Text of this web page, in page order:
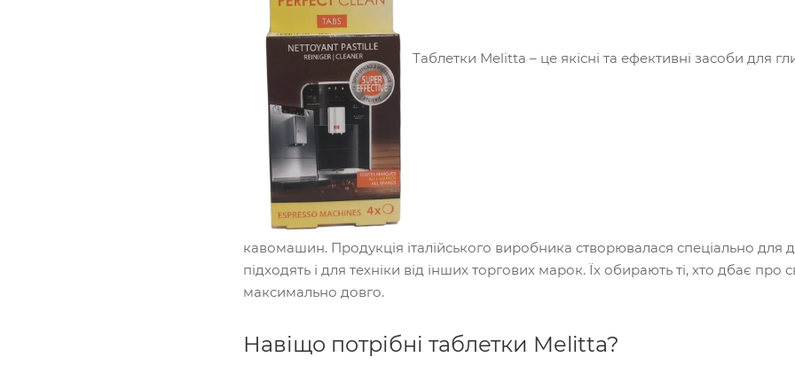
Таблетки Melitta – це якісні та ефективні засоби для
кавомашин. Продукція італійського виробника створювалася спеціально
підходять і для техніки від інших торгових марок. Їх обирають ті, хто дбає про
максимально довго.
Навіщо потрібні таблетки Melitta?